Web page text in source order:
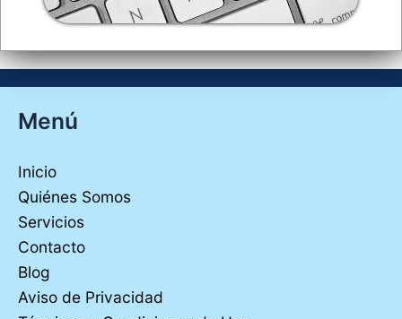
Menú
Inicio
Quiénes Somos
Servicios
Contacto
Blog
Aviso de Privacidad